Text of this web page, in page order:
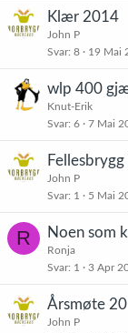
Klær 2014
John P
Svar 8 19 Mai
wlp 400
Knut-Erik
Svar 6 7 Mai
Fellesbrygg
John P
Svar 1 5 Mai
R Noen som
Ronja
Svar 1 3 Apr
Årsmøte
John P